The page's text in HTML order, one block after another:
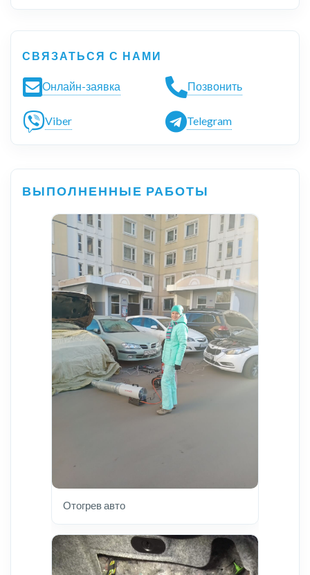
СВЯЗАТЬСЯ С НАМИ
Онлайн-заявка Позвонить
Viber Telegram
ВЫПОЛНЕННЫЕ РАБОТЫ
Отогрев авто